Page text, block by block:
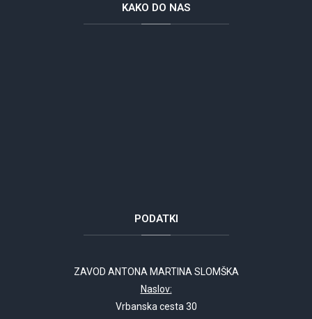
KAKO DO NAS
PODATKI
ZAVOD ANTONA MARTINA SLOMŠKA
Naslov:
Vrbanska cesta 30